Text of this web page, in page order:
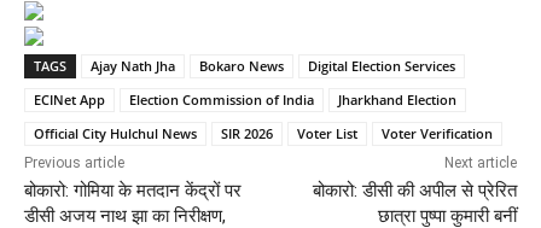
TAGS Ajay Nath Jha Bokaro News
Digital Election Services
ECINet App
Election Commission of India
Jharkhand Election
Official City Hulchul News
SIR 2026 Voter List Voter Verification
Previous article
बोकारो: गोमिया के मतदान केंद्रों पर
डीसी अजय नाथ झा का निरीक्षण,
Next article
बोकारो: डीसी की अपील से प्रेरित
छात्रा पुष्पा कुमारी बनीं